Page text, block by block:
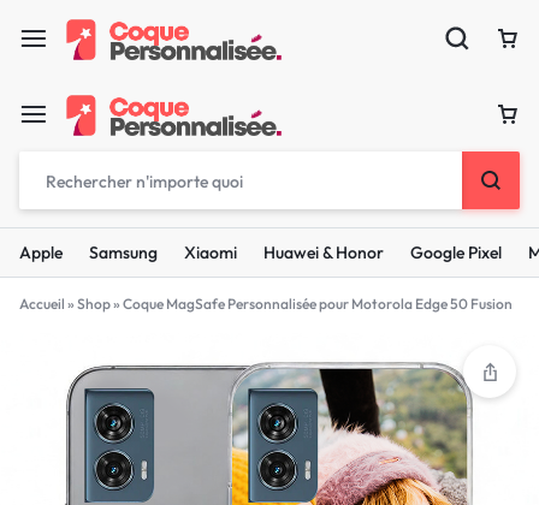
Apple Samsung Xiaomi Huawei & Honor Google Pixel
Accueil » Shop» Coque MagSafe Personnalisée pour Motorola Edge 50 Fusion